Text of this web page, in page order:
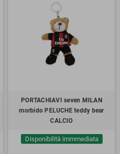
PORTACHIAVI seven MILAN
morbido PELUCHE teddy bear
CALCIO
Disponibilità immmediata